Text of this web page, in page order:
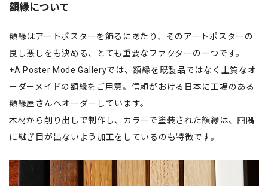
額縁について
額縁はアートポスターを飾るにあたり、そのアートポスターの
良し悪しをも決める、とても重要なファクターの一つです。
+A Poster Mode Galleryでは、額縁を既製品ではなく上質なオ
ーダーメイドの額縁をご用意。信頼がおける日本に工場のある
額縁屋さんへオーダーしています。
木材から削り出しで制作し、カラーで塗装された額縁は、四隅
に継ぎ目が出ないよう加工をしているのも特徴です。